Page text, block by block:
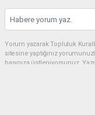
Yorum yazarak Topluluk
sitesine yaptığınız
başınıza üstleniyorsunuz.